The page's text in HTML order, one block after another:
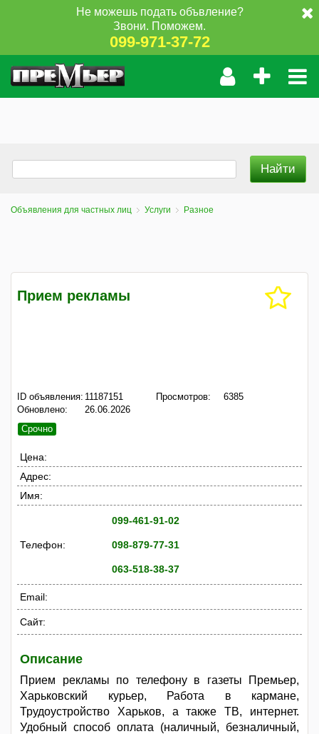
Не можешь подать объвление?
Звони. Поможем.
099-971-37-72
Объявления для частных лиц Услуги Разное
Прием рекламы
ID объявления: 11187151
Обновлено:
26.06.2026
Просмотров: 6385
Срочно
Цена:
Адрес:
Имя:
Телефон:
099-461-91-02
098-879-77-31
063-518-38-37
Email:
Сайт:
Описание
Прием рекламы по телефону в газеты Премьер,
Харьковский курьер, Работа в кармане,
Трудоустройство Харьков, а также ТВ, интернет.
Удобный способ оплата (наличный, безналичный,